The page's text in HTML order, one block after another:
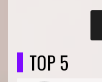
TOP 5